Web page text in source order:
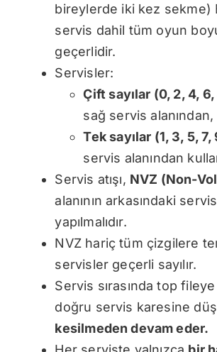
bireylerde iki kez sekme)
servis dahil tüm oyun
geçerlidir.
Servisler:
Çift sayılar (0, 2, 4, 6,
sağ servis alanından,
Tek sayılar (1, 3, 5, 7,
servis alanından
Servis atışı, NVZ (Non-
alanının arkasındaki
yapılmalıdır.
NVZ hariç tüm çizgilere
servisler geçerli sayılır.
Servis sırasında top fileye
doğru servis karesine
kesilmeden devam eder.